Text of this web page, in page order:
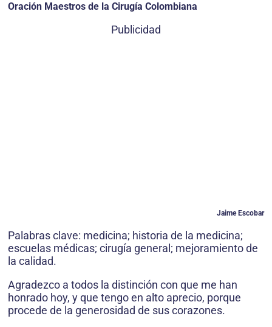
Oración Maestros de la Cirugía Colombiana
Publicidad
Jaime Escobar
Palabras clave: medicina; historia de la medicina;
escuelas médicas; cirugía general; mejoramiento de
la calidad.
Agradezco a todos la distinción con que me han
honrado hoy, y que tengo en alto aprecio, porque
procede de la generosidad de sus corazones.